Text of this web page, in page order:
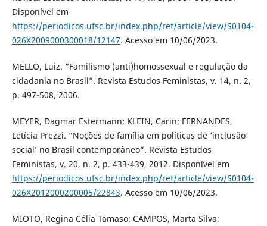
Disponível em
https://periodicos.ufsc.br/index.php/ref/article/view/S0104-
026X2009000300018/12147. Acesso em 10/06/2023.
MELLO, Luiz. “Familismo (anti)homossexual e regulação da
cidadania no Brasil”. Revista Estudos Feministas, v. 14, n. 2,
p. 497-508, 2006.
MEYER, Dagmar Estermann; KLEIN, Carin; FERNANDES,
Letícia Prezzi. “Noções de família em políticas de ‘inclusão
social’ no Brasil contemporâneo”. Revista Estudos
Feministas, v. 20, n. 2, p. 433-439, 2012. Disponível em
https://periodicos.ufsc.br/index.php/ref/article/view/S0104-
026X2012000200005/22843. Acesso em 10/06/2023.
MIOTO, Regina Célia Tamaso; CAMPOS, Marta Silva;